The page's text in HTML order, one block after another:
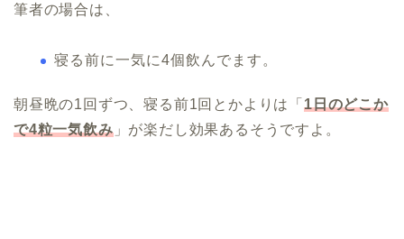
筆者の場合は、
寝る前に一気に4個飲んでます。
朝昼晩の1回ずつ、寝る前1回とかよりは「1日のどこか
で4粒一気飲み」が楽だし効果あるそうですよ。